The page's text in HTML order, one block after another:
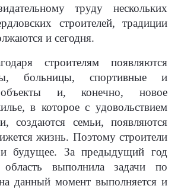
труду нескольких
строителей, традиции
и сегодня.
строителям появляются
больницы, спортивные и
объекты и, конечно, новое
в которое с удовольствием
создаются семьи, появляются
жизнь. Поэтому строители
будущее. За предыдущий год
область выполнила задачи по
данный момент выполняется и